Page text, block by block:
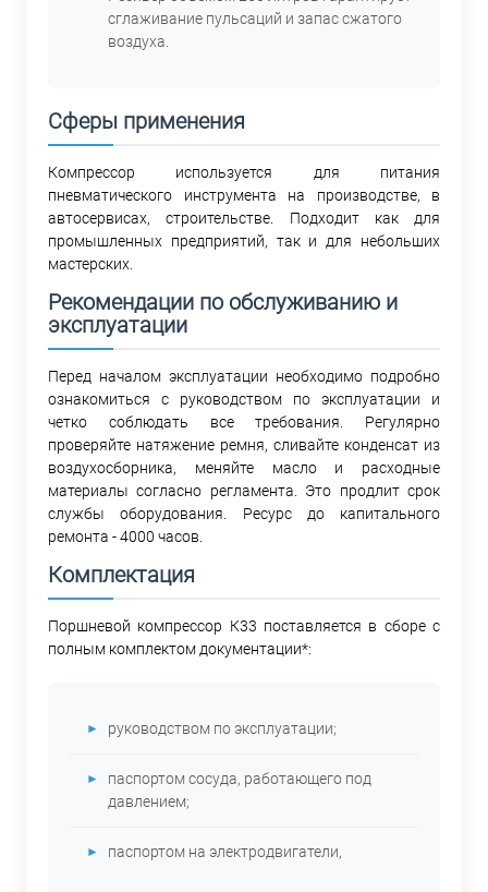
сглаживание пульсаций и запас сжатого
воздуха.
Сферы применения
Компрессор используется для питания
пневматического инструмента на производстве, в
автосервисах, строительстве. Подходит как для
промышленных предприятий, так и для небольших
мастерских.
Рекомендации по обслуживанию и
эксплуатации
Перед началом эксплуатации необходимо подробно
ознакомиться с руководством по эксплуатации и
четко соблюдать все требования. Регулярно
проверяйте натяжение ремня, сливайте конденсат из
воздухосборника, меняйте масло и расходные
материалы согласно регламента. Это продлит срок
службы оборудования. Ресурс до капитального
ремонта - 4000 часов.
Комплектация
Поршневой компрессор К33 поставляется в сборе с
полным комплектом документации*:
руководством по эксплуатации;
паспортом сосуда, работающего под
давлением;
паспортом на электродвигатели,